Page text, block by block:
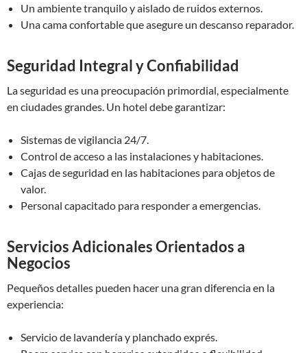
Un ambiente tranquilo y aislado de ruidos externos.
Una cama confortable que asegure un descanso reparador.
Seguridad Integral y Confiabilidad
La seguridad es una preocupación primordial, especialmente
en ciudades grandes. Un hotel debe garantizar:
Sistemas de vigilancia 24/7.
Control de acceso a las instalaciones y habitaciones.
Cajas de seguridad en las habitaciones para objetos de
valor.
Personal capacitado para responder a emergencias.
Servicios Adicionales Orientados a
Negocios
Pequeños detalles pueden hacer una gran diferencia en la
experiencia:
Servicio de lavandería y planchado exprés.